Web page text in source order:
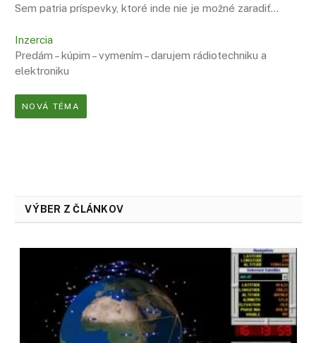
Sem patria príspevky, ktoré inde nie je možné zaradiť…
Inzercia
Predám – kúpim – vymením – darujem rádiotechniku a
elektroniku
NOVÁ TÉMA
VÝBER Z ČLÁNKOV